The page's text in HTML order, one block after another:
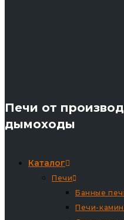
Печи от
дымоходы
Каталог
Печи
Банные
Печи-